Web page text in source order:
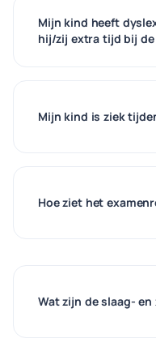
Mijn kind heeft
hij/zij extra tijd bij de
Mijn kind is ziek
Hoe ziet het
Wat zijn de slaag- en